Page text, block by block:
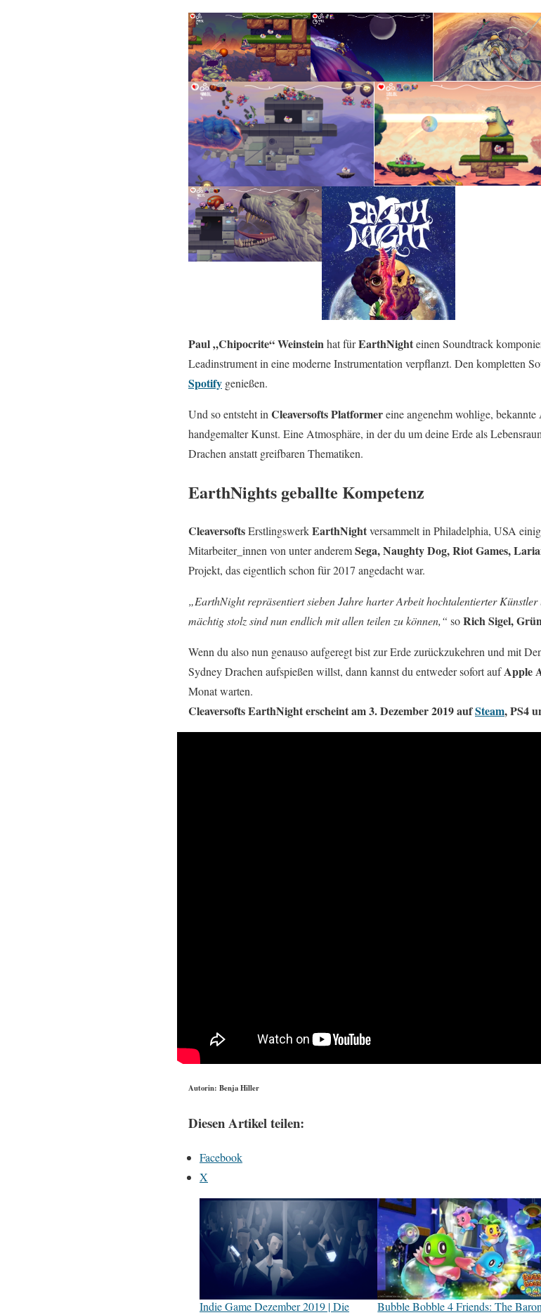
Paul „Chipocrite“ Weinsteinhat fürEarthNighteinen Soundtrack
Leadinstrument in eine moderne Instrumentation verpflanzt. Den kompletten
Spotify genießen.
Und so entsteht in Cleaversofts Platformereine angenehm wohlige,
handgemalter Kunst. Eine Atmosphäre, in der du um deine Erde als
Drachen anstatt greifbaren Thematiken.
EarthNights geballte Kompetenz
CleaversoftsErstlingswerkEarthNightversammelt in Philadelphia, USA
Mitarbeiter_innen von unter anderemSega, Naughty Dog, Riot Games,
Projekt, das eigentlich schon für 2017 angedacht war.
„EarthNight repräsentiert sieben Jahre harter Arbeit hochtalentierter
mächtig stolz sind nun endlich mit allen teilen zu können,“ soRich Sigel,
Wenn du also nun genauso aufgeregt bist zur Erde zurückzukehren und mit
Sydney Drachen aufspießen willst, dann kannst du entweder sofort aufApple
Monat warten.
Cleaversofts EarthNighterscheint am 3. Dezember 2019 aufSteam, PS4
Autorin: Benja Hiller
Diesen Artikel teilen:
Facebook
X
Indie Game Dezember 2019 | Die
Bubble Bobble 4 Friends: The